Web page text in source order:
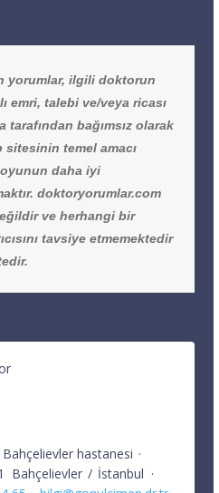
yorumlar, ilgili doktorun
emri, talebi ve/veya ricası
tarafından bağımsız olarak
sitesinin temel amacı
daha iyi
doktoryorumlar.com
ve herhangi bir
tavsiye etmemektedir
hastanesi ·
Bahçelievler / İstanbul ·